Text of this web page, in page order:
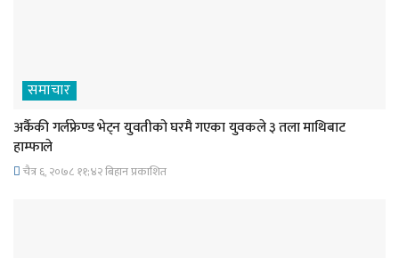
समाचार
अर्कैकी गर्लफ्रेण्ड भेट्न युवतीको घरमै गएका युवकले ३ तला माथिबाट
हाम्फाले
चैत्र ६, २०७८ ११;४२ बिहान प्रकाशित